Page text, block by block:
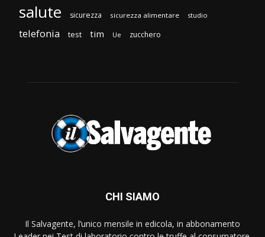
salute sicurezza sicurezza alimentare studio
telefonia test tim Ue zucchero
CHI SIAMO
Il Salvagente, l’unico mensile in edicola, in abbonamento